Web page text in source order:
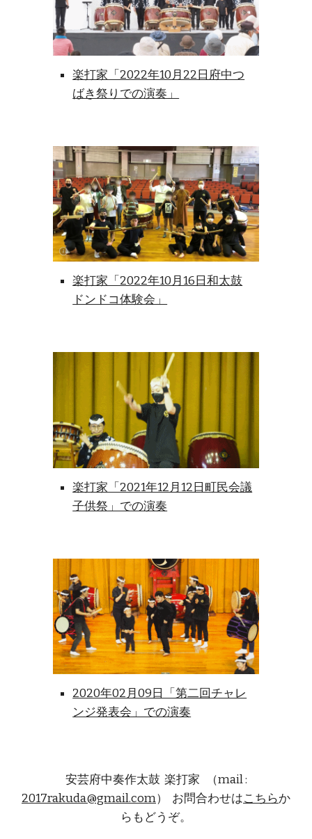
楽打家「2022年10月22日府中つ
ばき祭りでの演奏」
楽打家「2022年10月16日和太鼓
ドンドコ体験会」
楽打家「2021年12月12日町民会議
子供祭」での演奏
2020年02月09日「第二回チャレ
ンジ発表会」での演奏
安芸府中奏作太鼓 楽打家 （mail :
2017rakuda@gmail.com） お問合わせはこちらか
らもどうぞ。